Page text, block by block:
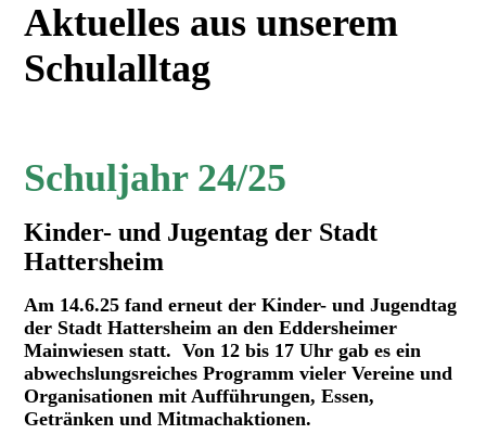
Aktuelles aus unserem
Schulalltag
Schuljahr 24/25
Kinder- und Jugentag der Stadt
Hattersheim
Am 14.6.25 fand erneut der Kinder- und Jugendtag
der Stadt Hattersheim an den Eddersheimer
Mainwiesen statt. Von 12 bis 17 Uhr gab es ein
abwechslungsreiches Programm vieler Vereine und
Organisationen mit Aufführungen, Essen,
Getränken und Mitmachaktionen.